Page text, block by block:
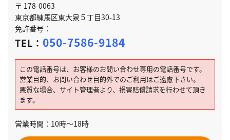
〒 178-0063
東京都練馬区東大泉５丁目30-13
免許番号：
TEL： 050-7586-9184
この電話番号は、お客様のお問い合わせ専用の電話番号です。
営業目的、お問い合わせ目的外でのご利用はご遠慮下さい。
悪質な場合、サイト管理者より、損害賠償請求を行わせて頂き
ます。
営業時間：10時～18時